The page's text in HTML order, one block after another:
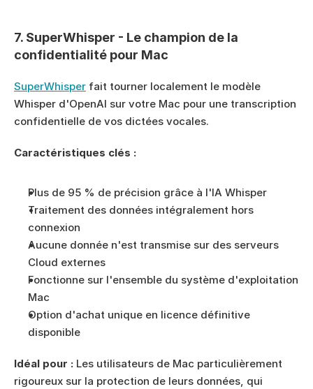
7. SuperWhisper - Le champion de la
confidentialité pour Mac
SuperWhisper fait tourner localement le modèle
Whisper d'OpenAI sur votre Mac pour une transcription
confidentielle de vos dictées vocales.
Caractéristiques clés :
Plus de 95 % de précision grâce à l'IA Whisper
Traitement des données intégralement hors
connexion
Aucune donnée n'est transmise sur des serveurs
Cloud externes
Fonctionne sur l'ensemble du système d'exploitation
Mac
Option d'achat unique en licence définitive
disponible
Idéal pour : Les utilisateurs de Mac particulièrement
rigoureux sur la protection de leurs données, qui